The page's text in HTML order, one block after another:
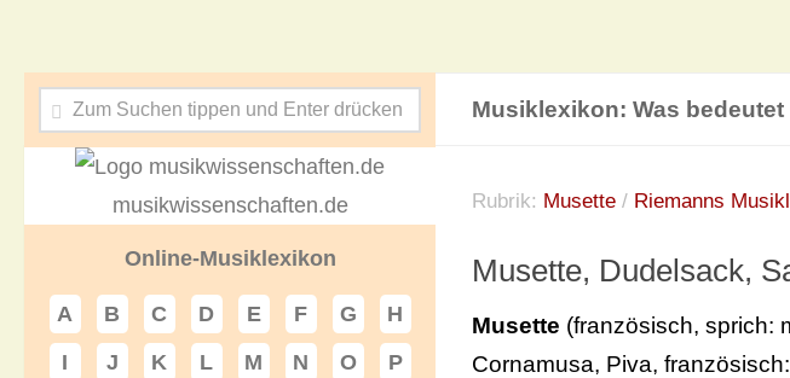
Musiklexikon: Was bedeutet
Rubrik: Musette / Riemanns
Musette, Dudelsack,
Musette (französisch, sprich:
Cornamusa, Piva, französisch:
musikwissenschaften.de
Online-Musiklexikon
A B C D E F G
H
I
J K L M N O
P